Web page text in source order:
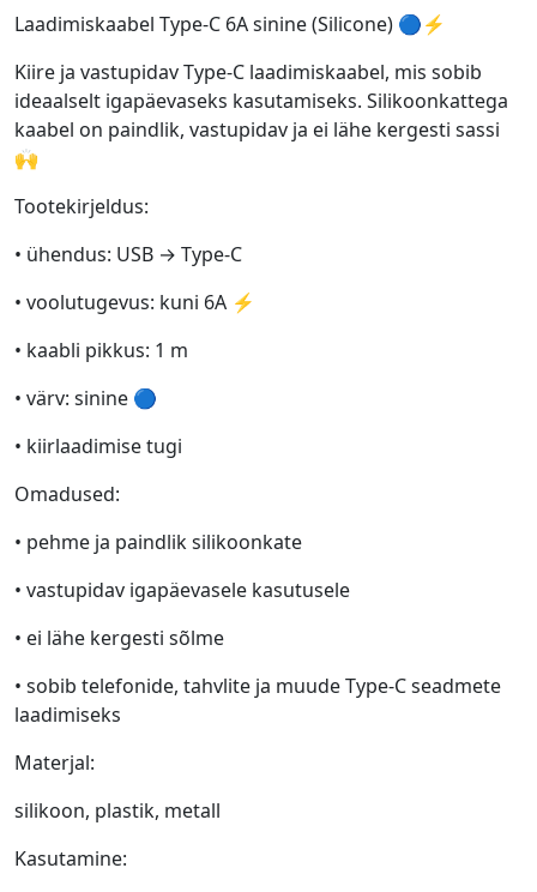
Laadimiskaabel Type-C 6A sinine (Silicone) 🔵⚡
Kiire ja vastupidav Type-C laadimiskaabel, mis sobib
ideaalselt igapäevaseks kasutamiseks. Silikoonkattega
kaabel on paindlik, vastupidav ja ei lähe kergesti sassi
🙌
Tootekirjeldus:
• ühendus: USB → Type-C
• voolutugevus: kuni 6A ⚡
• kaabli pikkus: 1 m
• värv: sinine 🔵
• kiirlaadimise tugi
Omadused:
• pehme ja paindlik silikoonkate
• vastupidav igapäevasele kasutusele
• ei lähe kergesti sõlme
• sobib telefonide, tahvlite ja muude Type-C seadmete
laadimiseks
Materjal:
silikoon, plastik, metall
Kasutamine: